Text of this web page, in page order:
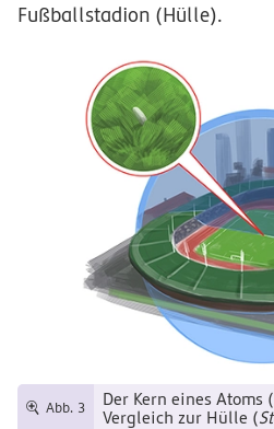
Fußballstadion (Hülle).
Abb. 3 Der Kern eines Atoms (
Vergleich zur Hülle (